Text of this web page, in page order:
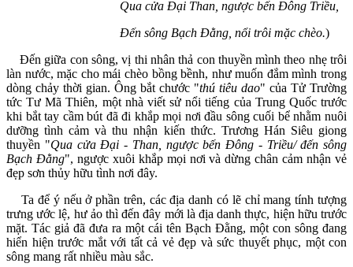
Qua cửa Đại Than, ngược bến Đông Triều,
Đến sông Bạch Đằng, nổi trôi mặc chèo.)
Đến giữa con sông, vị thi nhân thả con thuyền mình theo nhẹ trôi
làn nước, mặc cho mái chèo bồng bềnh, như muốn đắm mình trong
dòng chảy thời gian. Ông bắt chước "thú tiêu dao" của Tử Trường
tức Tư Mã Thiên, một nhà viết sử nổi tiếng của Trung Quốc trước
khi bắt tay cầm bút đã đi khắp mọi nơi đầu sông cuối bể nhằm nuôi
dưỡng tình cảm và thu nhận kiến thức. Trương Hán Siêu giong
thuyền "Qua cửa Đại - Than, ngược bến Đông - Triều/ đến sông
Bạch Đằng", ngược xuôi khắp mọi nơi và dừng chân cảm nhận vẻ
đẹp sơn thủy hữu tình nơi đây.
Ta để ý nếu ở phần trên, các địa danh có lẽ chỉ mang tính tượng
trưng ước lệ, hư ảo thì đến đây mới là địa danh thực, hiện hữu trước
mặt. Tác giả đã đưa ra một cái tên Bạch Đằng, một con sông đang
hiển hiện trước mắt với tất cả vẻ đẹp và sức thuyết phục, một con
sông mang rất nhiều màu sắc.